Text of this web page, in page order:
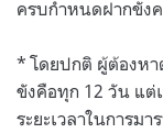
ครบกำหนดฝากขัง
* โดยปกติ ผู้ต้องห
ขังคือทุก 12 วัน แต่
ระยะเวลาในการม